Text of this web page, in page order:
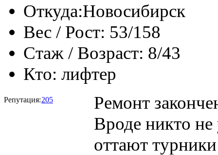
Откуда:Новосибирск
Вес / Рост: 53/158
Стаж / Возраст: 8/43
Кто: лифтер
Репутация:205
Ремонт
Вроде никто
оттают